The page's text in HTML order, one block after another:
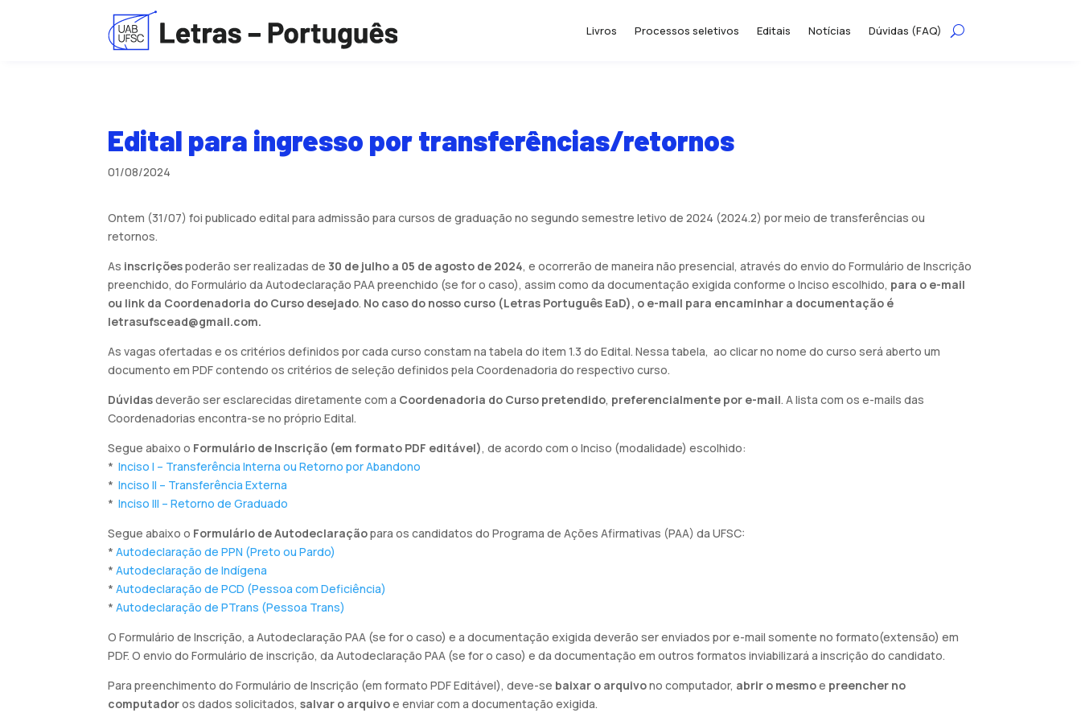
Livros Processos seletivos Editais Notícias Dúvidas (FAQ)
Edital para ingresso por transferências/retornos
01/08/2024
Ontem (31/07) foi publicado edital para admissão para cursos de graduação no segundo semestre letivo de 2024 (2024.2) por meio de transferências ou
retornos.
As inscriçõespoderão ser realizadas de 30 de julho a 05 de agosto de 2024, e ocorrerão de maneira não presencial, através do envio do Formulário de Inscrição
preenchido, do Formulário da Autodeclaração PAA preenchido (se for o caso), assim como da documentação exigida conforme o Inciso escolhido, para o e-mail
ou link da Coordenadoria do Curso desejado. No caso do nosso curso (Letras Português EaD), o e-mail para encaminhar a documentação é
letrasufscead@gmail.com.
As vagas ofertadas e os critérios definidos por cada curso constam na tabela do item 1.3 do Edital. Nessa tabela, ao clicar no nome do curso será aberto um
documento em PDF contendo os critérios de seleção definidos pela Coordenadoria do respectivo curso.
Dúvidasdeverão ser esclarecidas diretamente com a Coordenadoria do Curso pretendido, preferencialmente por e-mail. A lista com os e-mails das
Coordenadorias encontra-se no próprio Edital.
Segue abaixo o Formulário de Inscrição (em formato PDF editável), de acordo com o Inciso (modalidade) escolhido:
*Inciso I – Transferência Interna ou Retorno por Abandono
*Inciso II – Transferência Externa
*Inciso III – Retorno de Graduado
Segue abaixo o Formulário de Autodeclaraçãopara os candidatos do Programa de Ações Afirmativas (PAA) da UFSC:
*Autodeclaração de PPN (Preto ou Pardo)
*Autodeclaração de Indígena
*Autodeclaração de PCD (Pessoa com Deficiência)
*Autodeclaração de PTrans (Pessoa Trans)
O Formulário de Inscrição, a Autodeclaração PAA (se for o caso) e a documentação exigida deverão ser enviados por e-mail somente no formato(extensão) em
PDF. O envio do Formulário de inscrição, da Autodeclaração PAA (se for o caso) e da documentação em outros formatos inviabilizará a inscrição do candidato.
Para preenchimento do Formulário de Inscrição (em formato PDF Editável), deve-se baixar o arquivono computador, abrir o mesmoe preencher no
computadoros dados solicitados, salvar o arquivoe enviar com a documentação exigida.